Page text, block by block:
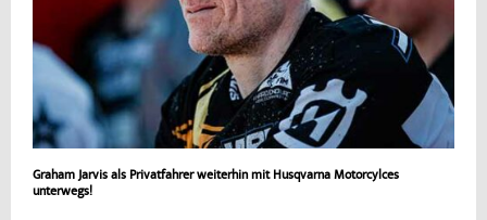
Graham Jarvis als Privatfahrer weiterhin mit Husqvarna Motorcylces
unterwegs!